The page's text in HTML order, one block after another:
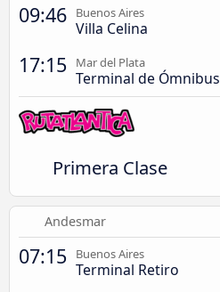
09:46 Buenos Aires
Villa Celina
17:15 Mar del Plata
Terminal de Ómnibus
Primera Clase
Andesmar
07:15 Buenos Aires
Terminal Retiro